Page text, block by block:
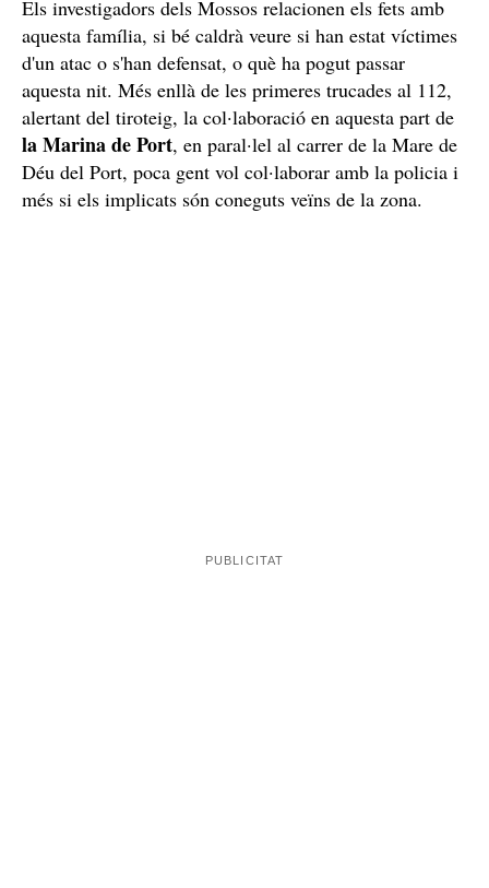
Els investigadors dels Mossos relacionen els fets amb
aquesta família, si bé caldrà veure si han estat víctimes
d'un atac o s'han defensat, o què ha pogut passar
aquesta nit. Més enllà de les primeres trucades al 112,
alertant del tiroteig, la col·laboració en aquesta part de
la Marina de Port, en paral·lel al carrer de la Mare de
Déu del Port, poca gent vol col·laborar amb la policia i
més si els implicats són coneguts veïns de la zona.